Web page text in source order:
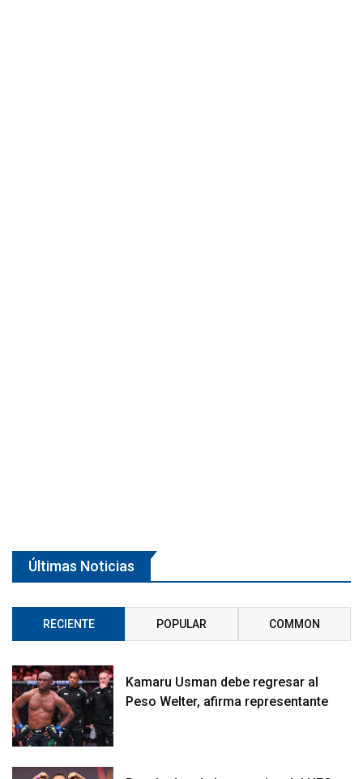
Últimas Noticias
RECIENTE POPULAR COMMON
Kamaru Usman debe regresar al
Peso Welter, afirma representante